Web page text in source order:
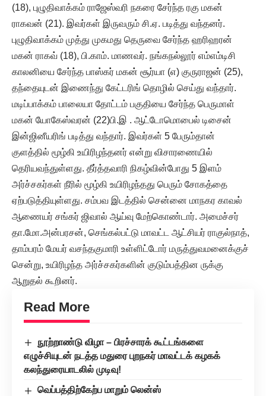
(18), புழுதிவாக்கம் ராஜேஸ்வரி நகரை சேர்ந்த ரகு மகன்
ராகவன் (21). இவர்கள் இருவரும் சி.ஏ. படித்து வந்தனர்.
புழுதிவாக்கம் முத்து முகமது தெருவை சேர்ந்த ஹரிஹரன்
மகன் ராகவ் (18), பி.காம். மாணவர். நங்கநல்லூர் எம்எம்டிசி
காலனியை சேர்ந்த பாஸ்கர் மகன் சூர்யா (எ) குருராஜன் (25),
தந்தையுடன் இணைந்து கேட்டரிங் தொழில் செய்து வந்தார்.
மடிப்பாக்கம் பாலையா தோட்டம் பகுதியை சேர்ந்த பெருமாள்
மகன் யோகேஸ்வரன் (22)பி.இ . ஆட்டோமொபைல் டிசைன்
இன்ஜினீயரிங் படித்து வந்தார். இவர்கள் 5 பேரும்தான்
குளத்தில் மூழ்கி உயிரிழந்தனர் என்று விசாரணையில்
தெரியவந்துள்ளது. தீர்த்தவாரி நிகழ்வின்போது 5 இளம்
அர்ச்சகர்கள் நீரில் மூழ்கி உயிரிழந்தது பெரும் சோகத்தை
ஏற்படுத்தியுள்ளது. சம்பவ இடத்தில் சென்னை மாநகர காவல்
ஆணையர் சங்கர் ஜிவால் ஆய்வு மேற்கொண்டார். அமைச்சர்
தா.மோ.அன்பரசன், செங்கல்பட்டு மாவட்ட ஆட்சியர் ராகுல்நாத்,
தாம்பரம் மேயர் வசந்தகுமாரி உள்ளிட்டோர் மருத்துவமனைக்குச்
சென்று, உயிரிழந்த அர்ச்சகர்களின் குடும்பத்தின ருக்கு
ஆறுதல் கூறினர்.
Read More
நூற்றாண்டு விழா – பிரச்சாரக் கூட்டங்களை
எழுச்சியுடன் நடத்த மதுரை புறநகர் மாவட்டக் கழகக்
கலந்துரையாடலில் முடிவு!
வெப்பத்திற்கேற்ப மாறும் லென்ஸ்